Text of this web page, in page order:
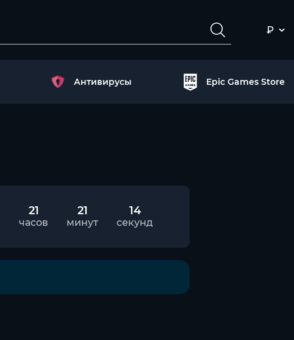
₽
Антивирусы Epic Games Store
21
часов
21
минут
14
секунд